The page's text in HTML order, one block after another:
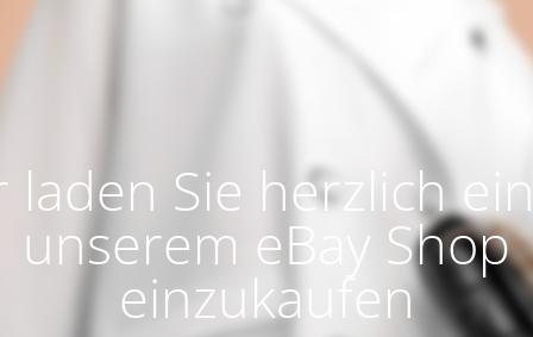
laden Sie herzlich
unserem eBay Shop
einzukaufen